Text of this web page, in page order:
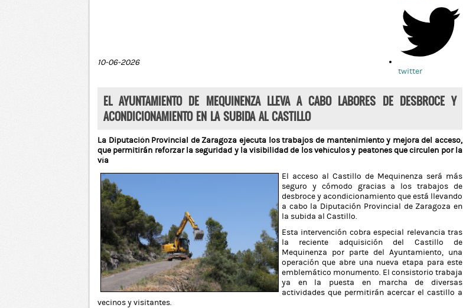
10-06-2026
twitter
EL AYUNTAMIENTO DE MEQUINENZA LLEVA A CABO LABORES DE DESBROCE Y
ACONDICIONAMIENTO EN LA SUBIDA AL CASTILLO
La Diputación Provincial de Zaragoza ejecuta los trabajos de mantenimiento y mejora del acceso,
que permitirán reforzar la seguridad y la visibilidad de los vehículos y peatones que circulen por la
vía
El acceso al Castillo de Mequinenza será más
seguro y cómodo gracias a los trabajos de
desbroce y acondicionamiento que está llevando
a cabo la Diputación Provincial de Zaragoza en
la subida al Castillo.
Esta intervención cobra especial relevancia tras
la reciente adquisición del Castillo de
Mequinenza por parte del Ayuntamiento, una
operación que abre una nueva etapa para este
emblemático monumento. El consistorio trabaja
ya en la puesta en marcha de diversas
actividades que permitirán acercar el castillo a
vecinos y visitantes.